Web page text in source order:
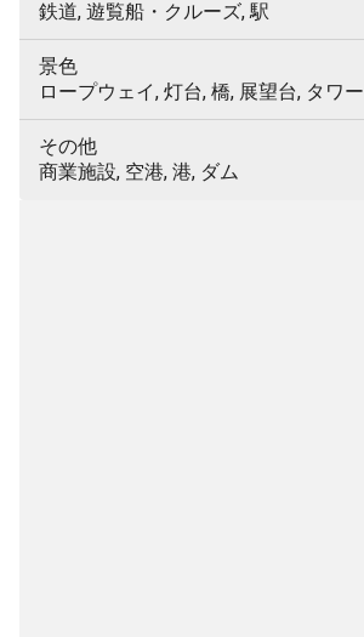
鉄道, 遊覧船・クルーズ, 駅
景色
ロープウェイ, 灯台, 橋, 展望台, タワー
その他
商業施設, 空港, 港, ダム